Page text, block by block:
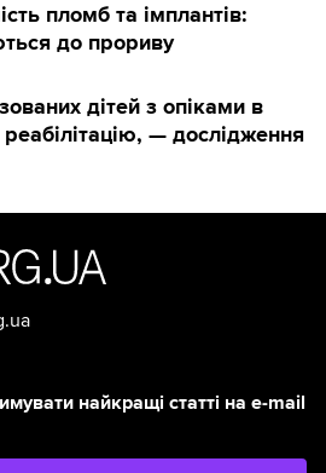
пломб та імплантів:
до прориву
дітей з опіками в
— дослідження
найкращі статті на e-mail